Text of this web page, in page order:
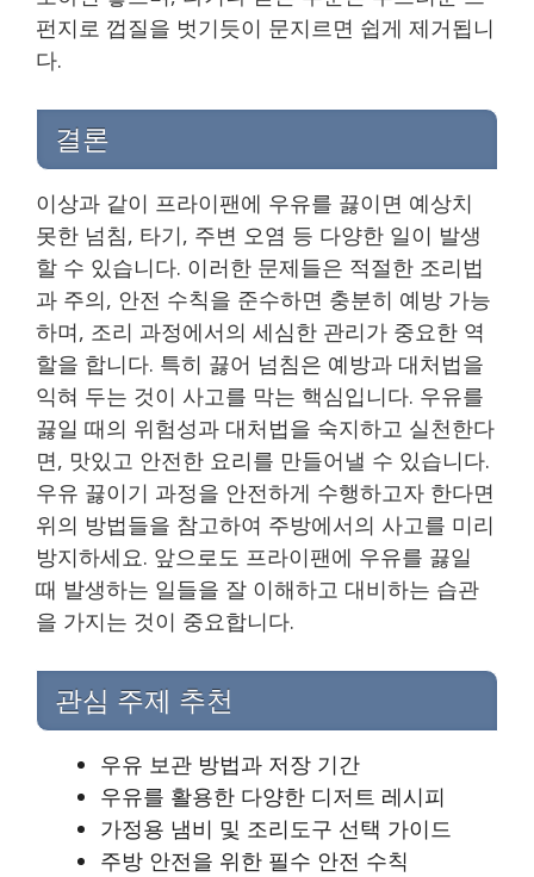
펀지로 껍질을 벗기듯이 문지르면 쉽게 제거됩니
다.
결론
이상과 같이 프라이팬에 우유를 끓이면 예상치
못한 넘침, 타기, 주변 오염 등 다양한 일이 발생
할 수 있습니다. 이러한 문제들은 적절한 조리법
과 주의, 안전 수칙을 준수하면 충분히 예방 가능
하며, 조리 과정에서의 세심한 관리가 중요한 역
할을 합니다. 특히 끓어 넘침은 예방과 대처법을
익혀 두는 것이 사고를 막는 핵심입니다. 우유를
끓일 때의 위험성과 대처법을 숙지하고 실천한다
면, 맛있고 안전한 요리를 만들어낼 수 있습니다.
우유 끓이기 과정을 안전하게 수행하고자 한다면
위의 방법들을 참고하여 주방에서의 사고를 미리
방지하세요. 앞으로도 프라이팬에 우유를 끓일
때 발생하는 일들을 잘 이해하고 대비하는 습관
을 가지는 것이 중요합니다.
관심 주제 추천
우유 보관 방법과 저장 기간
우유를 활용한 다양한 디저트 레시피
가정용 냄비 및 조리도구 선택 가이드
주방 안전을 위한 필수 안전 수칙